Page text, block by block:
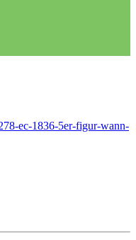
ec-1836-5er-figur-wann-